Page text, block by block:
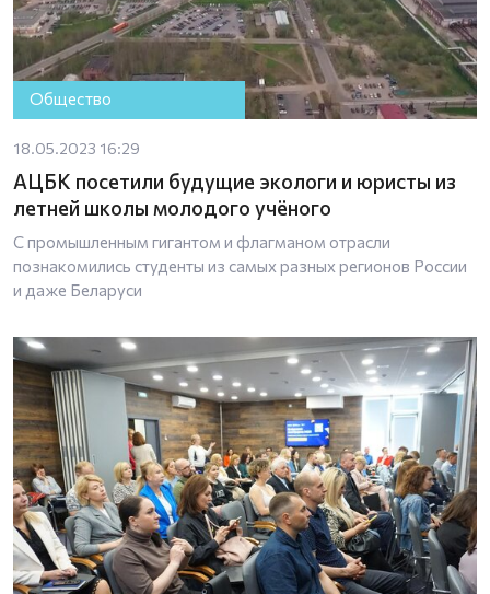
Общество
18.05.2023 16:29
АЦБК посетили будущие экологи и юристы из
летней школы молодого учёного
С промышленным гигантом и флагманом отрасли
познакомились студенты из самых разных регионов России
и даже Беларуси